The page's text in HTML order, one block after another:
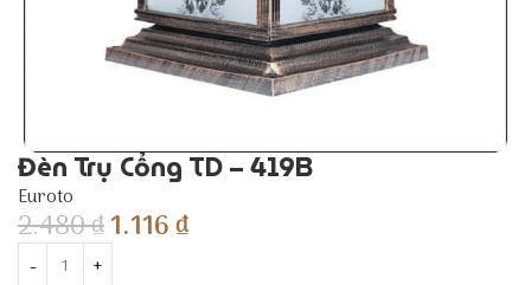
Đèn Trụ Cổng TD – 419B
Euroto
2.480₫1.116₫